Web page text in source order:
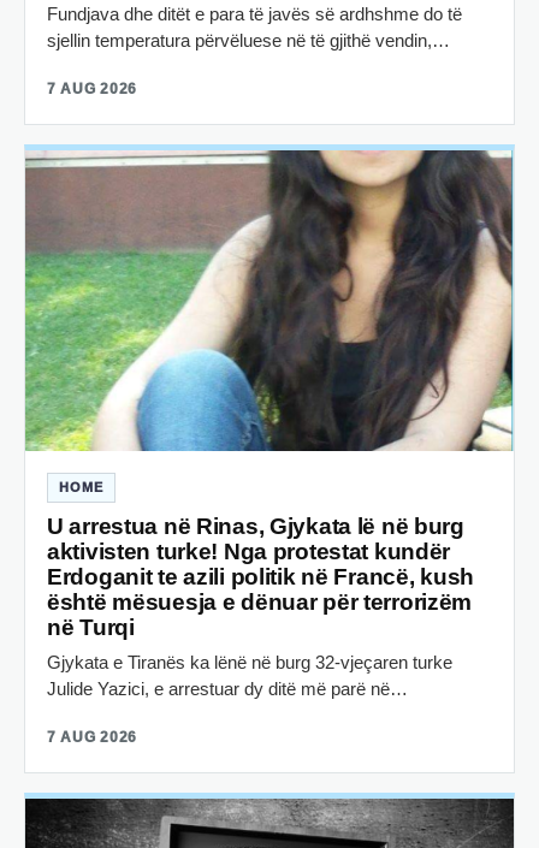
Fundjava dhe ditët e para të javës së ardhshme do të
sjellin temperatura përvëluese në të gjithë vendin,…
7 AUG 2026
HOME
U arrestua në Rinas, Gjykata lë në burg
aktivisten turke! Nga protestat kundër
Erdoganit te azili politik në Francë, kush
është mësuesja e dënuar për terrorizëm
në Turqi
Gjykata e Tiranës ka lënë në burg 32-vjeçaren turke
Julide Yazici, e arrestuar dy ditë më parë në…
7 AUG 2026